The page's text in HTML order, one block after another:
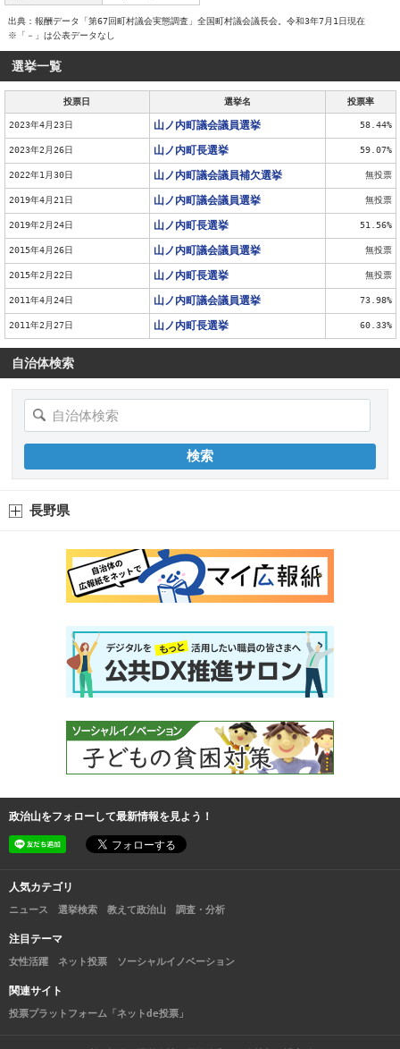
出典：報酬データ「第67回町村議会実態調査」全国町村議会議長会。令和3年7月1日現在
※「－」は公表データなし
選挙一覧
投票日 選挙名 投票率
2023年4月23日 山ノ内町議会議員選挙 58.44%
2023年2月26日 山ノ内町長選挙 59.07%
2022年1月30日 山ノ内町議会議員補欠選挙 無投票
2019年4月21日 山ノ内町議会議員選挙 無投票
2019年2月24日 山ノ内町長選挙 51.56%
2015年4月26日 山ノ内町議会議員選挙 無投票
2015年2月22日 山ノ内町長選挙 無投票
2011年4月24日 山ノ内町議会議員選挙 73.98%
2011年2月27日 山ノ内町長選挙 60.33%
自治体検索
長野県
政治山をフォローして最新情報を見よう！
人気カテゴリ
ニュース 選挙検索 教えて政治山 調査・分析
注目テーマ
女性活躍 ネット投票 ソーシャルイノベーション
関連サイト
投票プラットフォーム「ネットde投票」